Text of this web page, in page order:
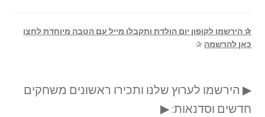
✰ הירשמו לקופון יום הולדת ותקבלו מייל עם הטבה מיוחדת לחצו
כאן להרשמה ✰
▶ הירשמו לערוץ שלנו ותכירו ראשונים משחקים
חדשים וסדנאות: ▶